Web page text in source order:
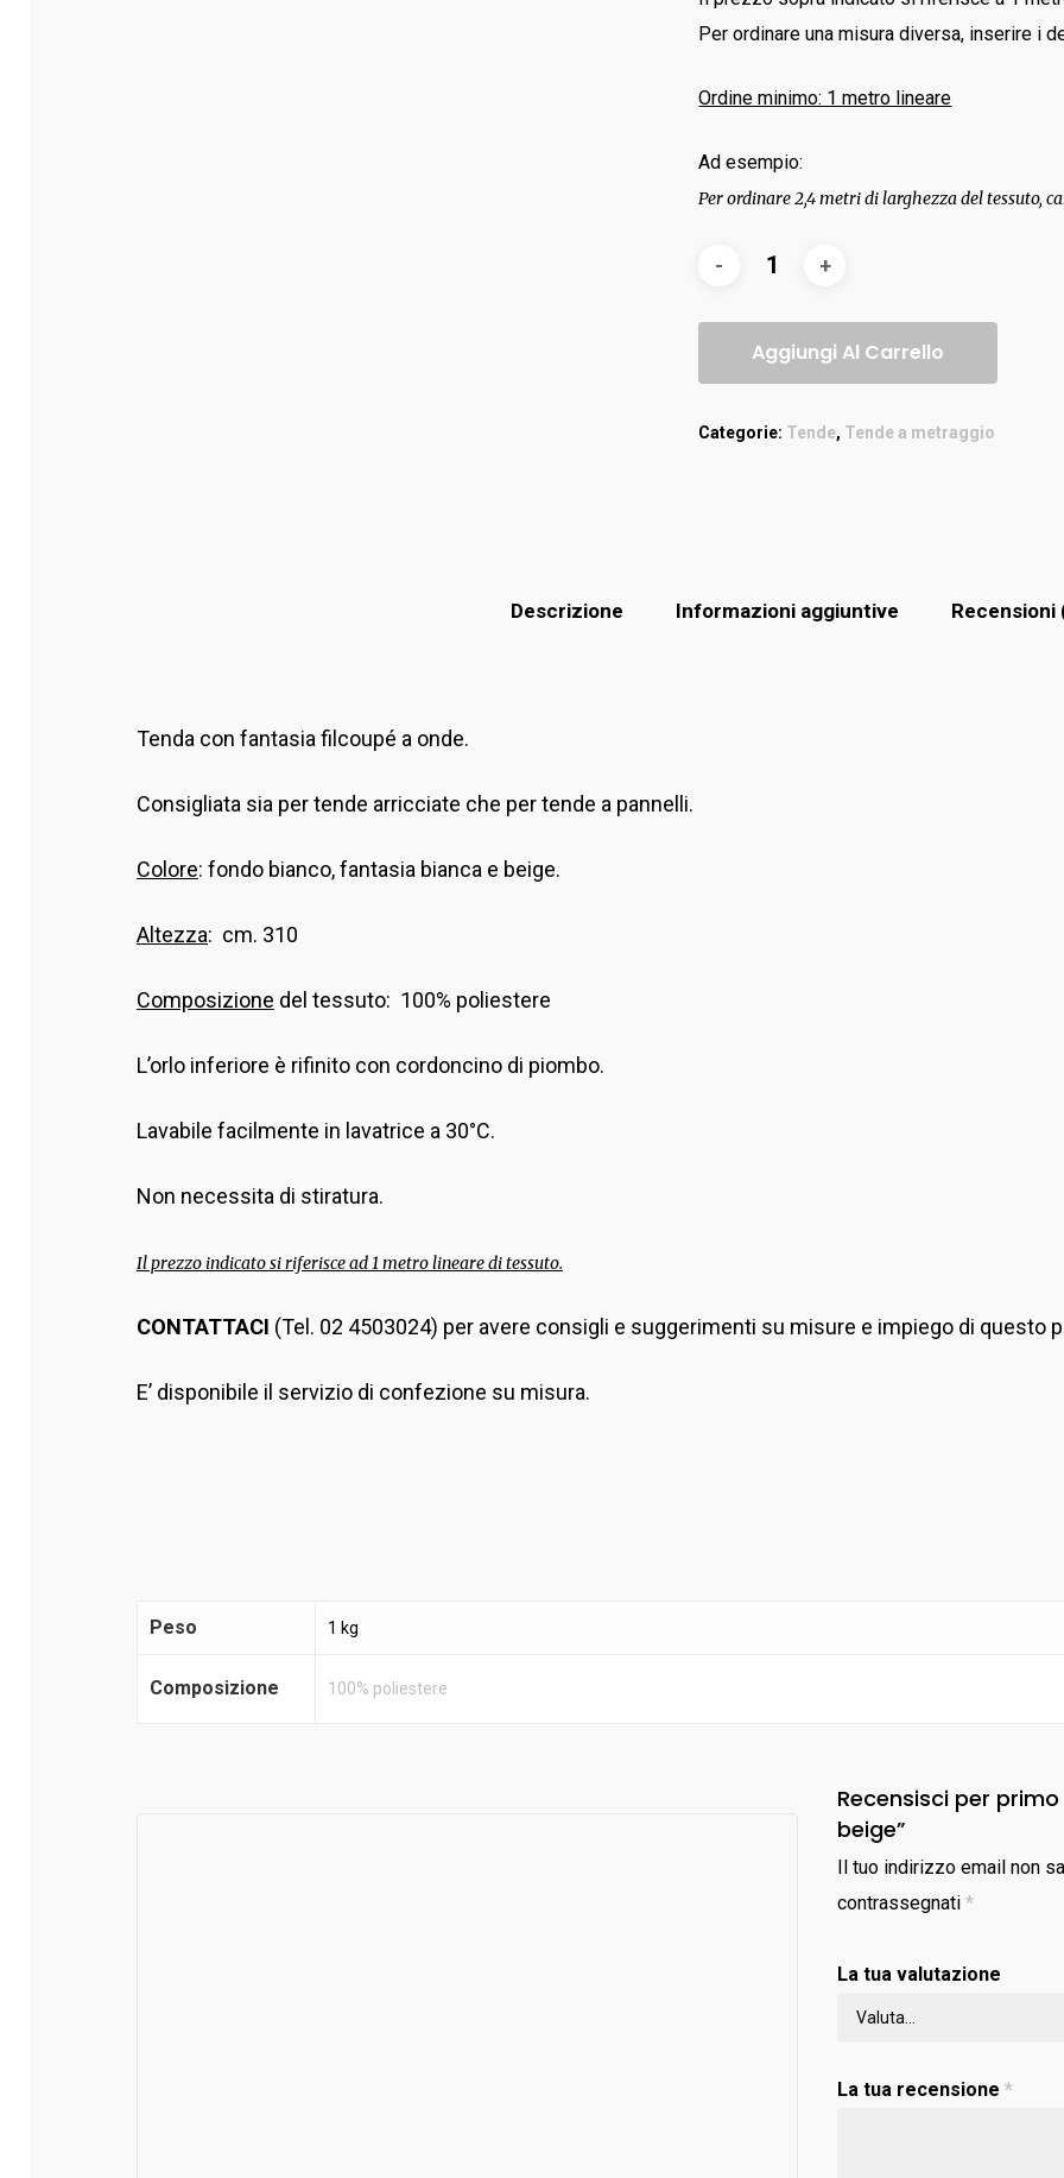
Per ordinare una misura diversa, inserire i
Ordine minimo: 1 metro lineare
Ad esempio:
Per ordinare 2,4 metri di larghezza del tessuto,
Aggiungi Al Carrello
Categorie: Tende, Tende a metraggio
Descrizione Informazioni aggiuntive Recensioni
Tenda con fantasia filcoupé a onde.
Consigliata sia per tende arricciate che per tende a pannelli.
Colore: fondo bianco, fantasia bianca e beige.
Altezza: cm. 310
Composizione del tessuto: 100% poliestere
L’orlo inferiore è rifinito con cordoncino di piombo.
Lavabile facilmente in lavatrice a 30°C.
Non necessita di stiratura.
Il prezzo indicato si riferisce ad 1 metro lineare di tessuto.
CONTATTACI (Tel. 02 4503024) per avere consigli e suggerimenti su misure e impiego di questo
E’ disponibile il servizio di confezione su misura.
Peso 1 kg
Composizione 100% poliestere
Recensisci per primo
beige”
Il tuo indirizzo email non
contrassegnati*
La tua valutazione
La tua recensione*